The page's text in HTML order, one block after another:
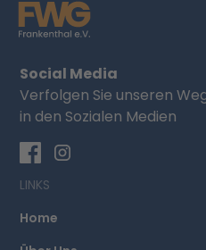
Social Media
Verfolgen Sie unseren
in den Sozialen Medien
LINKS
Home